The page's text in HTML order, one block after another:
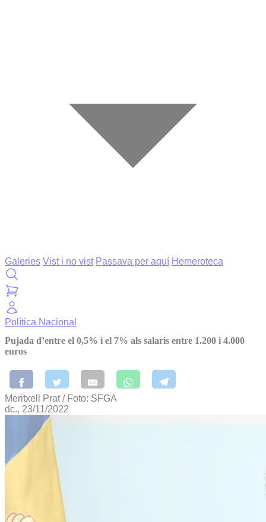
Galeries Vist i no vist Passava per aquí Hemeroteca
Política Nacional
Pujada d’entre el 0,5% i el 7% als salaris entre 1.200 i 4.000
euros
Meritxell Prat / Foto: SFGA
dc., 23/11/2022